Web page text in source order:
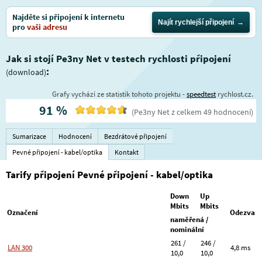
Najděte si připojení k internetu
provaši adresu Najít rychlejší připojení
Jak si stojí Pe3ny Net v testech rychlosti připojení
(download):
Grafy vychází ze statistik tohoto projektu -speedtestrychlost.cz.
91 % (Pe3ny Netz celkem 49hodnocení)
Sumarizace Hodnocení
Bezdrátové připojení
Pevné připojení - kabel/optika
Kontakt
Tarify připojení Pevné připojení - kabel/optika
Označení
Down
Mbits
Up
Mbits
Odezva
naměřená /
nominální
LAN 300
261 /
10,0
246 /
10,0
4,8 ms